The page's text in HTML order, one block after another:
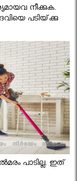
നീക്കുക.
പടിയ്‌ക്കു
പാടില്ല. ഇത്‌